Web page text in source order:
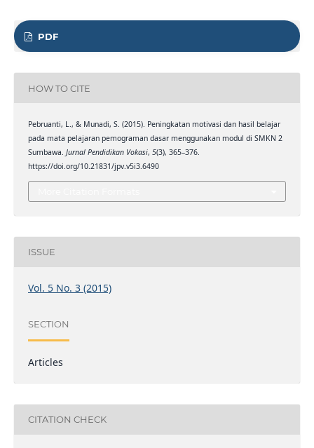
PDF
HOW TO CITE
Pebruanti, L., & Munadi, S. (2015). Peningkatan motivasi dan hasil belajar
pada mata pelajaran pemograman dasar menggunakan modul di SMKN 2
Sumbawa. Jurnal Pendidikan Vokasi, 5(3), 365–376.
https://doi.org/10.21831/jpv.v5i3.6490
ISSUE
Vol. 5 No. 3 (2015)
SECTION
Articles
CITATION CHECK